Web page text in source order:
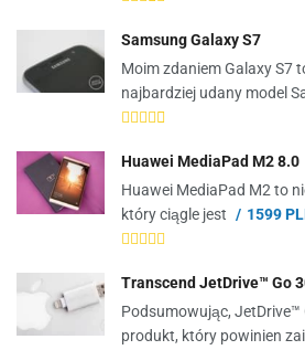
Samsung Galaxy S7
Moim zdaniem Galaxy S7
najbardziej udany model
Huawei MediaPad M2 8.0
Huawei MediaPad M2 to
który ciągle jest
1599
Transcend JetDrive™ Go
Podsumowując, JetDrive™
produkt, który powinien